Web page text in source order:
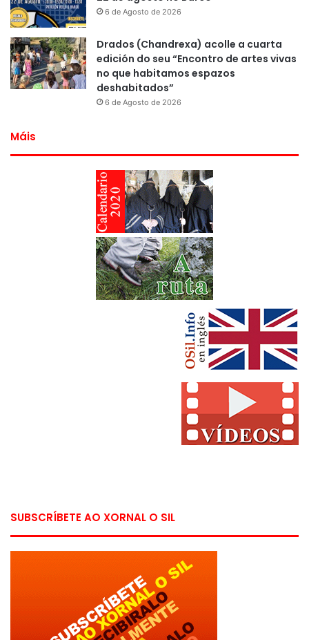
6 de Agosto de 2026
Drados (Chandrexa) acolle a cuarta
edición do seu “Encontro de artes vivas
no que habitamos espazos
deshabitados”
6 de Agosto de 2026
Máis
SUBSCRÍBETE AO XORNAL O SIL